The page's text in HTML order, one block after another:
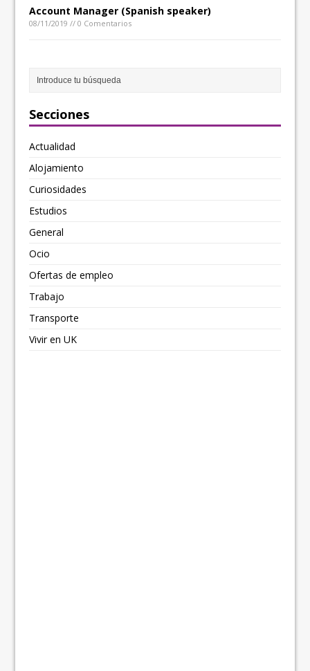
Account Manager (Spanish speaker)
08/11/2019 // 0 Comentarios
Secciones
Actualidad
Alojamiento
Curiosidades
Estudios
General
Ocio
Ofertas de empleo
Trabajo
Transporte
Vivir en UK